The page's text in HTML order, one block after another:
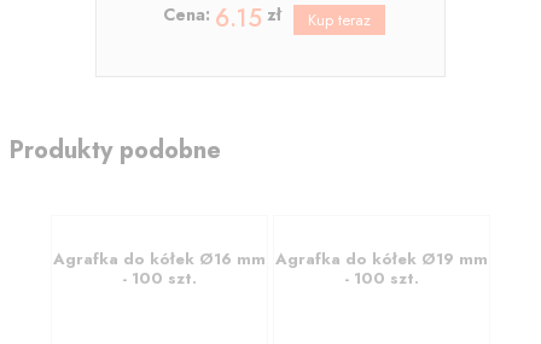
Cena: 6.15 zł
Produkty podobne
Agrafka do kółek Ø16 mm
- 100 szt.
Agrafka do kółek Ø19 mm
- 100 szt.